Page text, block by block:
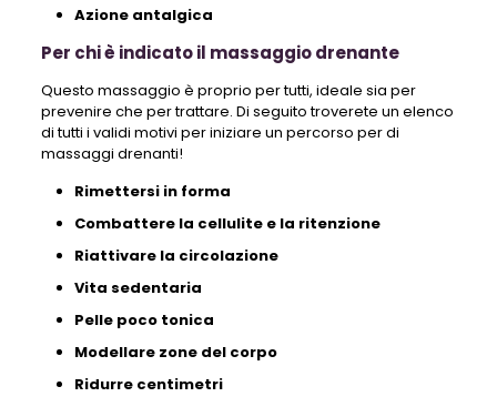
Azione antalgica
Per chi è indicato il massaggio drenante
Questo massaggio è proprio per tutti, ideale sia per
prevenire che per trattare. Di seguito troverete un elenco
di tutti i validi motivi per iniziare un percorso per di
massaggi drenanti!
Rimettersi in forma
Combattere la cellulite e la ritenzione
Riattivare la circolazione
Vita sedentaria
Pelle poco tonica
Modellare zone del corpo
Ridurre centimetri